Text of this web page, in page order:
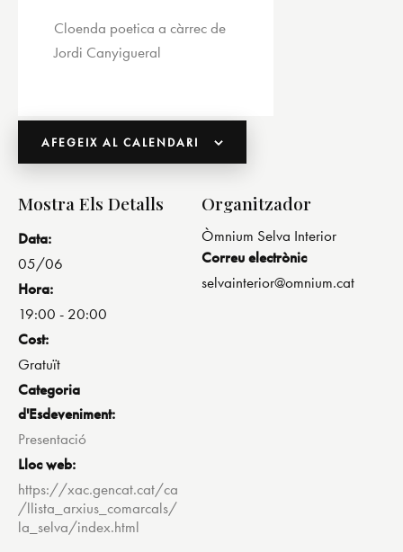
Cloenda poetica a càrrec de
Jordi Canyigueral
AFEGEIX AL CALENDARI
Mostra Els Detalls
Data:
05/06
Hora:
19:00 - 20:00
Cost:
Gratuït
Categoria
d'Esdeveniment:
Presentació
Lloc web:
https://xac.gencat.cat/ca
/llista_arxius_comarcals/
la_selva/index.html
Organitzador
Òmnium Selva Interior
Correu electrònic
selvainterior@omnium.cat